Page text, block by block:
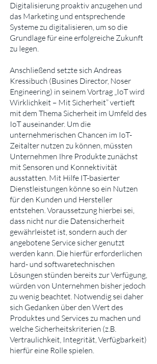
Digitalisierung proaktiv anzugehen und
das Marketing und entsprechende
Systeme zu digitalisieren, um so die
Grundlage für eine erfolgreiche Zukunft
zu legen.
Anschließend setzte sich Andreas
Kressibuch (Busines Director, Noser
Engineering) in seinem Vortrag „IoT wird
Wirklichkeit – Mit Sicherheit” vertieft
mit dem Thema Sicherheit im Umfeld des
IoT auseinander. Um die
unternehmerischen Chancen im IoT-
Zeitalter nutzen zu können, müssten
Unternehmen Ihre Produkte zunächst
mit Sensoren und Konnektivität
ausstatten. Mit Hilfe IT-basierter
Dienstleistungen könne so ein Nutzen
für den Kunden und Hersteller
entstehen. Voraussetzung hierbei sei,
dass nicht nur die Datensicherheit
gewährleistet ist, sondern auch der
angebotene Service sicher genutzt
werden kann. Die hierfür erforderlichen
hard- und softwaretechnischen
Lösungen stünden bereits zur Verfügung,
würden von Unternehmen bisher jedoch
zu wenig beachtet. Notwendig sei daher
sich Gedanken über den Wert des
Produktes und Services zu machen und
welche Sicherheitskriterien (z.B.
Vertraulichkeit, Integrität, Verfügbarkeit)
hierfür eine Rolle spielen.